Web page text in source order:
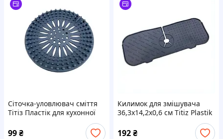
Сіточка-уловлювач сміття
Тітіз Пластік для кухонної
99₴
Килимок для змішувача
36,3х14,2х0,6 см Titiz Plastik
192₴